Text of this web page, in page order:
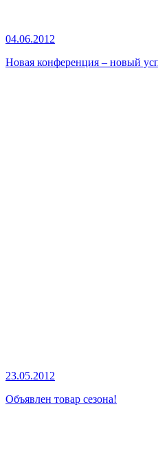
04.06.2012
Новая конференция – новый
23.05.2012
Объявлен товар сезона!